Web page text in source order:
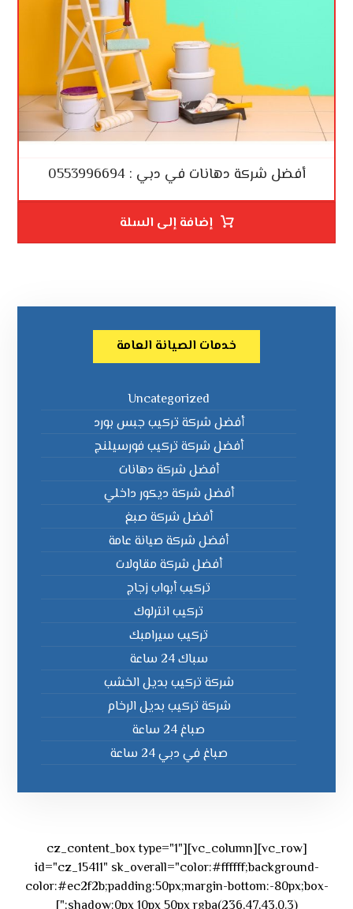
أفضل شركة دهانات في دبي : 0553996694
إضافة إلى السلة
خدمات الصيانة العامة
Uncategorized
أفضل شركة تركيب جبس بورد
أفضل شركة تركيب فورسيلنج
أفضل شركة دهانات
أفضل شركة ديكور داخلي
أفضل شركة صبغ
أفضل شركة صيانة عامة
أفضل شركة مقاولات
تركيب أبواب زجاج
تركيب انترلوك
تركيب سيرامبك
سباك 24 ساعة
شركة تركيب بديل الخشب
شركة تركيب بديل الرخام
صباغ 24 ساعة
صباغ في دبي 24 ساعة
[vc_row][vc_column][cz_content_box type="1"
id="cz_15411" sk_overall="color:#ffffff;background-
color:#ec2f2b;padding:50px;margin-bottom:-80px;box-